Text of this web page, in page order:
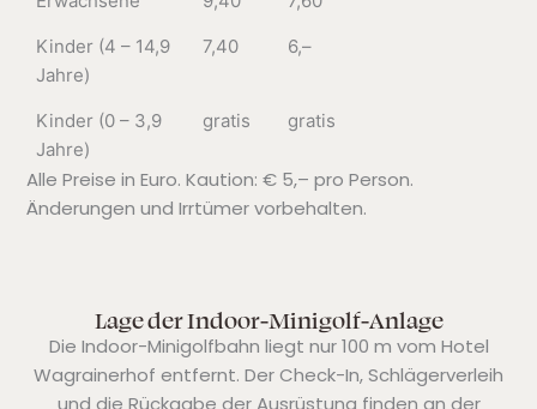
Kinder (4 – 14,9
Jahre)
7,40 6,–
Kinder (0 – 3,9
Jahre)
gratis gratis
Alle Preise in Euro. Kaution: € 5,– pro Person.
Änderungen und Irrtümer vorbehalten.
Lage der Indoor-Minigolf-Anlage
Die Indoor-Minigolfbahn liegt nur 100 m vom Hotel
Wagrainerhof entfernt. Der Check-In, Schlägerverleih
und die Rückgabe der Ausrüstung finden an der